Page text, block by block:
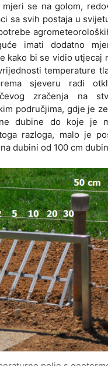
se na golom,
sa svih postaja u
imati dodatno
kako bi se vidio utjecaj
temperature
sjeveru radi
zračenja na
područjima, gdje je
dubine do koje je
razloga, malo je
dubini od 100 cm